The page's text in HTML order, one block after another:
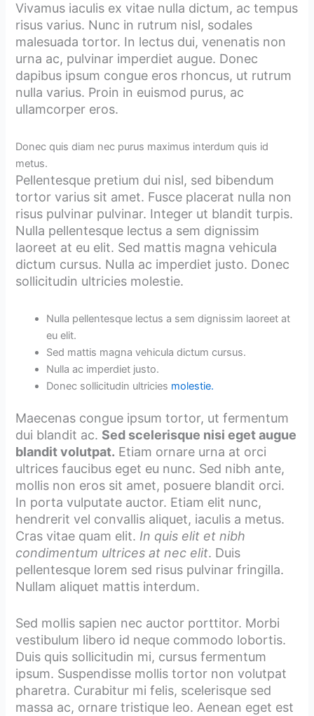
Vivamus iaculis ex vitae nulla dictum, ac tempus
risus varius. Nunc in rutrum nisl, sodales
malesuada tortor. In lectus dui, venenatis non
urna ac, pulvinar imperdiet augue. Donec
dapibus ipsum congue eros rhoncus, ut rutrum
nulla varius. Proin in euismod purus, ac
ullamcorper eros.
Donec quis diam nec purus maximus interdum quis id
metus.
Pellentesque pretium dui nisl, sed bibendum
tortor varius sit amet. Fusce placerat nulla non
risus pulvinar pulvinar. Integer ut blandit turpis.
Nulla pellentesque lectus a sem dignissim
laoreet at eu elit. Sed mattis magna vehicula
dictum cursus. Nulla ac imperdiet justo. Donec
sollicitudin ultricies molestie.
Nulla pellentesque lectus a sem dignissim laoreet at
eu elit.
Sed mattis magna vehicula dictum cursus.
Nulla ac imperdiet justo.
Donec sollicitudin ultricies molestie.
Maecenas congue ipsum tortor, ut fermentum
dui blandit ac. Sed scelerisque nisi eget augue
blandit volutpat. Etiam ornare urna at orci
ultrices faucibus eget eu nunc. Sed nibh ante,
mollis non eros sit amet, posuere blandit orci.
In porta vulputate auctor. Etiam elit nunc,
hendrerit vel convallis aliquet, iaculis a metus.
Cras vitae quam elit. In quis elit et nibh
condimentum ultrices at nec elit. Duis
pellentesque lorem sed risus pulvinar fringilla.
Nullam aliquet mattis interdum.
Sed mollis sapien nec auctor porttitor. Morbi
vestibulum libero id neque commodo lobortis.
Duis quis sollicitudin mi, cursus fermentum
ipsum. Suspendisse mollis tortor non volutpat
pharetra. Curabitur mi felis, scelerisque sed
massa ac, ornare tristique leo. Aenean eget est